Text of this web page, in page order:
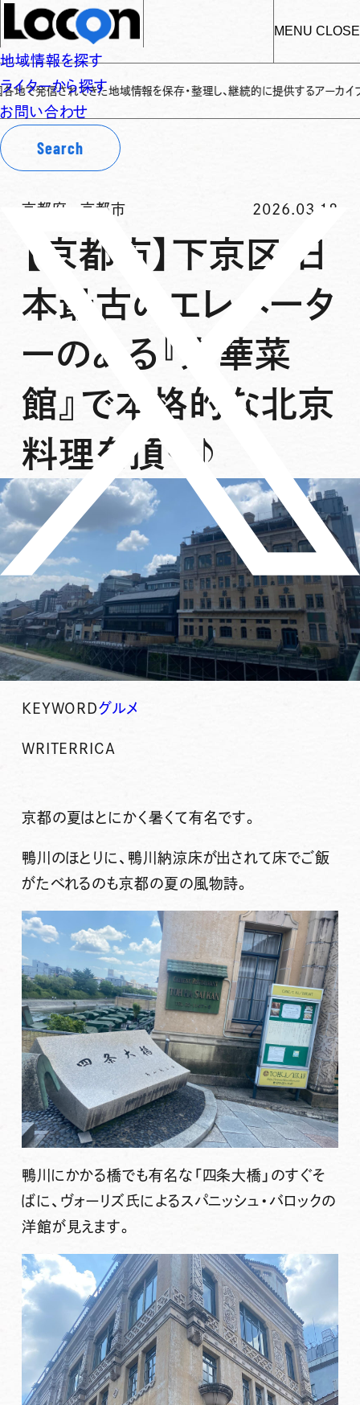
MENU CLOSE
地域情報を探す
ライターから探す
お問い合わせ
Search
きた地域情報を保存・整理し、継続的に提供するアーカイブサイトです✌
京都府 -京都市 2026.03.18
【京都市】下京区 日
本最古のエレベータ
ーのある『東華菜
館』で本格的な北京
料理を頂く♪
KEYWORDグルメ
WRITER RICA
京都の夏はとにかく暑くて有名です。
鴨川のほとりに、鴨川納涼床が出されて床でご飯
がたべれるのも京都の夏の風物詩。
鴨川にかかる橋でも有名な「四条大橋」のすぐそ
ばに、ヴォーリズ氏によるスパニッシュ・バロックの
洋館が見えます。